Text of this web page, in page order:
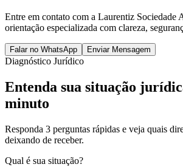
Entre em contato com a Laurentiz Sociedade
orientação especializada com clareza,
Falar no WhatsApp Enviar Mensagem
Diagnóstico Jurídico
Entenda sua situação
minuto
Responda 3 perguntas rápidas e veja quais
deixando de receber.
Qual é sua situação?